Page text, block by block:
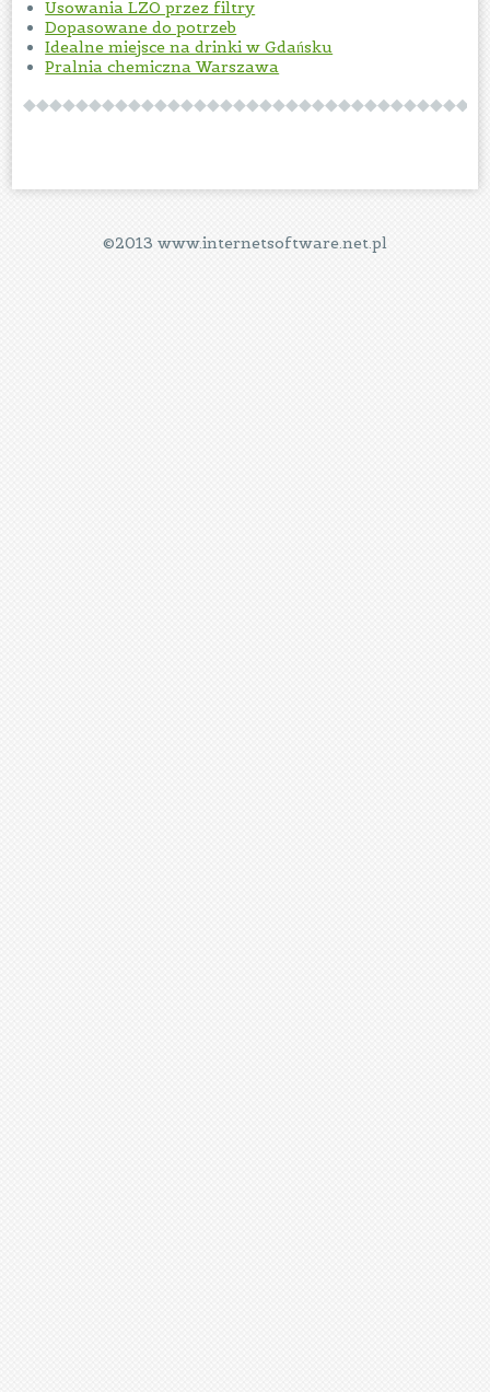
Usowania LZO przez filtry
Dopasowane do potrzeb
Idealne miejsce na drinki w Gdańsku
Pralnia chemiczna Warszawa
©2013 www.internetsoftware.net.pl